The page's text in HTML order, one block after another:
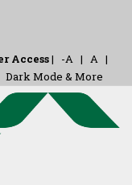
Access| -A | A |
Dark Mode & More